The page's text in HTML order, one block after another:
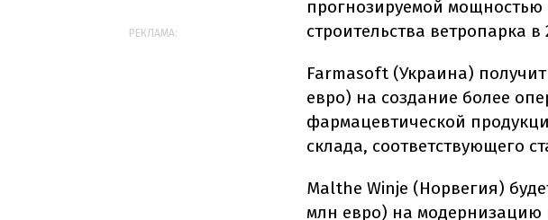
прогнозируемой
строительства ветропарка в
Farmasoft (Украина)
евро) на создание более
фармацевтической
склада, соответствующего
Malthe Winje (Норвегия)
млн евро) на модернизацию
РЕКЛАМА: